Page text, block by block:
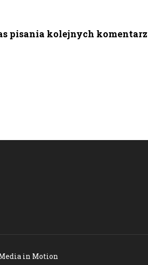
pisania kolejnych
in Motion